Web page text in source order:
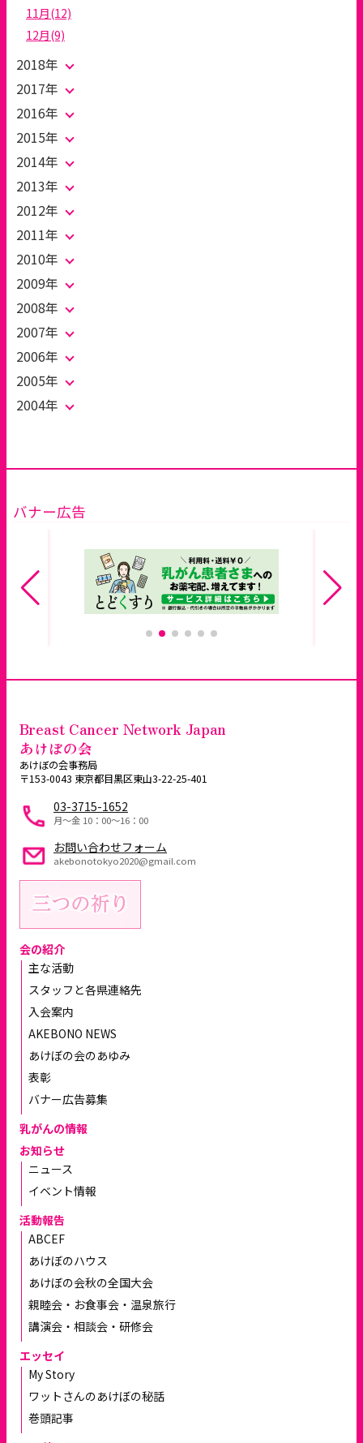
11月(12)
12月(9)
2018年
2017年
2016年
2015年
2014年
2013年
2012年
2011年
2010年
2009年
2008年
2007年
2006年
2005年
2004年
バナー広告
Breast Cancer Network Japan
あけぼの会
あけぼの会事務局
〒153-0043 東京都目黒区東山3-22-25-401
03-3715-1652
月～金 10：00〜16：00
お問い合わせフォーム
akebonotokyo2020@gmail.com
会の紹介
主な活動
スタッフと各県連絡先
入会案内
AKEBONO NEWS
あけぼの会のあゆみ
表彰
バナー広告募集
乳がんの情報
お知らせ
ニュース
イベント情報
活動報告
ABCEF
あけぼのハウス
あけぼの会秋の全国大会
親睦会・お食事会・温泉旅行
講演会・相談会・研修会
エッセイ
My Story
ワットさんのあけぼの秘話
巻頭記事